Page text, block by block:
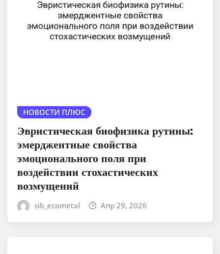
НОВОСТИ ПЛЮС
Эвристическая биофизика рутины:
эмерджентные свойства
эмоционального поля при
воздействии стохастических
возмущений
sib_ecometal Апр 29, 2026